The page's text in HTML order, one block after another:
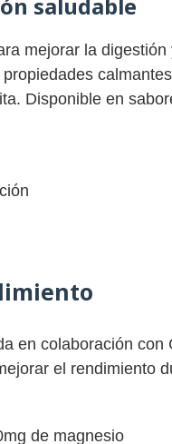
saludable
mejorar la
Disponible en
en colaboración con
el rendimiento
de magnesio